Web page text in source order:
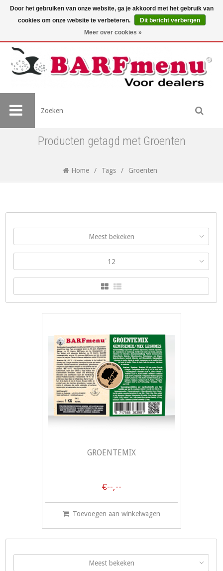
Producten getagd met Groenten
Home / Tags / Groenten
Meest bekeken
12
GROENTEMIX
€--,--
Toevoegen aan winkelwagen
Meest bekeken
Door het gebruiken van onze website, ga je akkoord met het gebruik van
cookies om onze website te verbeteren.
Dit bericht verbergen
Meer over cookies »